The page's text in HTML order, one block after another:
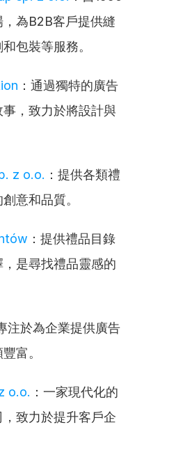
為B2B客戶提供縫
包裝等服務。
：通過獨特的廣告
，致力於將設計與
z o.o. ：提供各類禮
意和品質。
：提供禮品目錄
是尋找禮品靈感的
注於為企業提供廣告
富。
o.o. ：一家現代化的
致力於提升客戶企